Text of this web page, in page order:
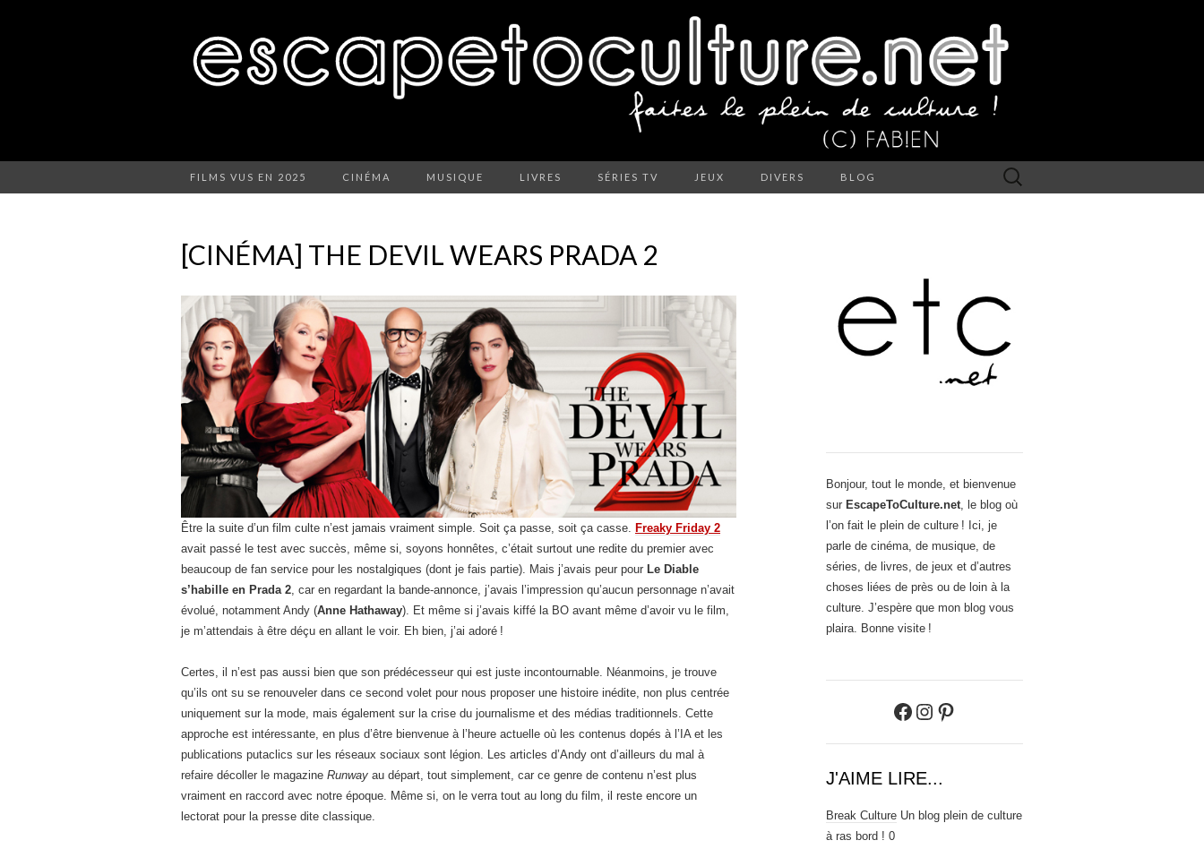
FILMS VUS EN 2025 CINÉMA MUSIQUE LIVRES SÉRIES TV JEUX DIVERS BLOG Rechercher :
[CINÉMA] THE DEVIL WEARS PRADA 2
Être la suite d’un film culte n’est jamais vraiment simple. Soit ça passe, soit ça casse.
Freaky Friday 2
avait passé le test avec succès, même si, soyons honnêtes, c’était surtout une redite du premier avec
beaucoup de fan service pour les nostalgiques (dont je fais partie). Mais j’avais peur pour Le Diable
s’habille en Prada 2 , car en regardant la bande-annonce, j’avais l’impression qu’aucun personnage n’avait
évolué, notamment Andy (Anne Hathaway). Et même si j’avais kiffé la BO avant même d’avoir vu le film,
je m’attendais à être déçu en allant le voir. Eh bien, j’ai adoré !
Certes, il n’est pas aussi bien que son prédécesseur qui est juste incontournable. Néanmoins, je trouve
qu’ils ont su se renouveler dans ce second volet pour nous proposer une histoire inédite, non plus centrée
uniquement sur la mode, mais également sur la crise du journalisme et des médias traditionnels. Cette
approche est intéressante, en plus d’être bienvenue à l’heure actuelle où les contenus dopés à l’IA et les
publications putaclics sur les réseaux sociaux sont légion. Les articles d’Andy ont d’ailleurs du mal à
refaire décoller le magazine Runway au départ, tout simplement, car ce genre de contenu n’est plus
vraiment en raccord avec notre époque. Même si, on le verra tout au long du film, il reste encore un
lectorat pour la presse dite classique.
Bonjour, tout le monde, et bienvenue
sur EscapeToCulture.net , le blog où
l’on fait le plein de culture ! Ici, je
parle de cinéma, de musique, de
séries, de livres, de jeux et d’autres
choses liées de près ou de loin à la
culture. J’espère que mon blog vous
plaira. Bonne visite !
Facebook
Instagram
Pinterest
J'AIME LIRE...
Break Culture Un blog plein de culture
à ras bord ! 0